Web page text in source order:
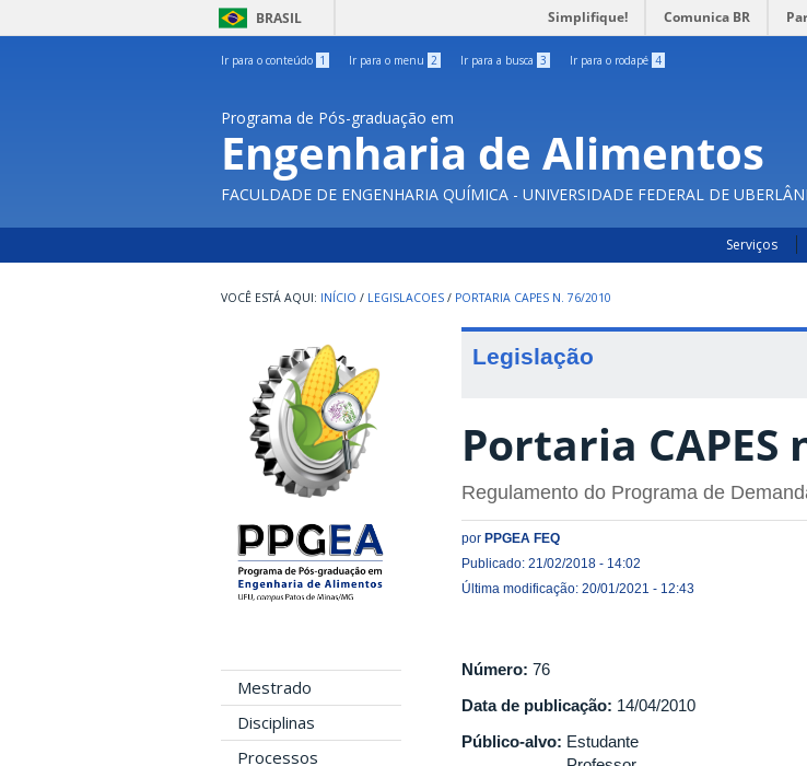
BRASIL Simplifique! Comunica BR
Ir para o conteúdo 1 Ir para o menu 2 Ir para a busca 3 Ir para o rodapé 4
Programa de Pós-graduação em
Engenharia de Alimentos
FACULDADE DE ENGENHARIA QUÍMICA - UNIVERSIDADE FEDERAL DE
Serviços
INÍCIO / LEGISLACOES / PORTARIA CAPES N. 76/2010
Mestrado
Disciplinas
Processos
Legislação
Portaria CAPES
Regulamento do Programa de
por PPGEA FEQ
Publicado: 21/02/2018 - 14:02
Última modificação: 20/01/2021 - 12:43
Número: 76
Data de publicação: 14/04/2010
Público-alvo: Estudante